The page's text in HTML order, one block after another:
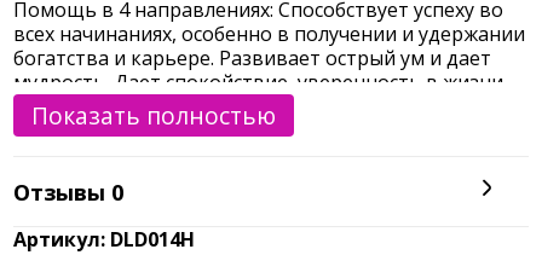
Помощь в 4 направлениях: Способствует успеху во
всех начинаниях, особенно в получении и удержании
богатства и карьере. Развивает острый ум и дает
мудрость. Дает спокойствие, уверенность в жизни,
улучшает качество вашей жизни. Уничтожает и
убирает от вас окружающее зло: препятствия,
ваши прирожденные
Показать полностью
Отзывы 0
Артикул: DLD014H